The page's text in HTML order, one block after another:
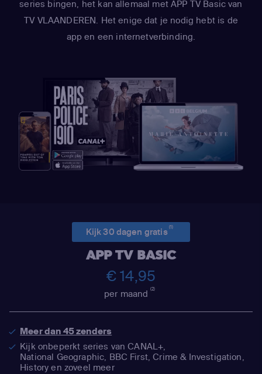
series bingen, het kan allemaal met APP TV Basic van
TV VLAANDEREN. Het enige dat je nodig hebt is de
app en een internetverbinding.
Kijk 30 dagen gratis(1)
APP TV BASIC
€ 14,95
per maand(2)
Meer dan 45 zenders
Kijk onbeperkt series van CANAL+,
National Geographic, BBC First, Crime & Investigation,
History en zoveel meer